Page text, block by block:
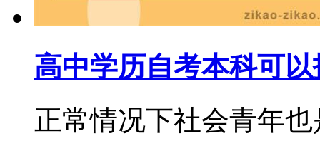
高中学历自考本科可
正常情况下社会青年